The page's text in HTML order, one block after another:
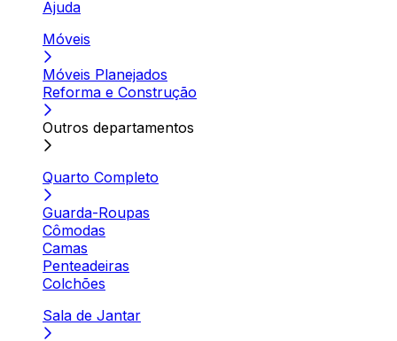
Ajuda
Móveis
Móveis Planejados
Reforma e Construção
Outros departamentos
Quarto Completo
Guarda-Roupas
Cômodas
Camas
Penteadeiras
Colchões
Sala de Jantar